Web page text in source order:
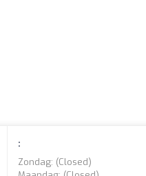
:
Zondag: (closed)